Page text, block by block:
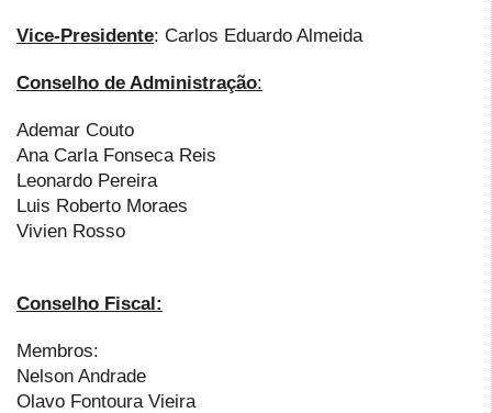
Vice-Presidente: Carlos Eduardo Almeida
Conselho de Administração:
Ademar Couto
Ana Carla Fonseca Reis
Leonardo Pereira
Luis Roberto Moraes
Vivien Rosso
Conselho Fiscal:
Membros:
Nelson Andrade
Olavo Fontoura Vieira